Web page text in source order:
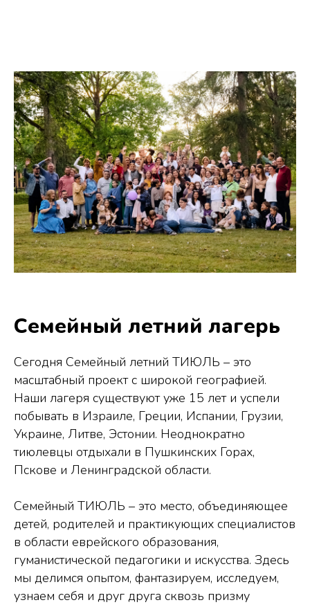
Семейный летний лагерь
Сегодня Семейный летний ТИЮЛЬ – это
масштабный проект с широкой географией.
Наши лагеря существуют уже 15 лет и успели
побывать в Израиле, Греции, Испании, Грузии,
Украине, Литве, Эстонии. Неоднократно
тиюлевцы отдыхали в Пушкинских Горах,
Пскове и Ленинградской области.
Семейный ТИЮЛЬ – это место, объединяющее
детей, родителей и практикующих специалистов
в области еврейского образования,
гуманистической педагогики и искусства. Здесь
мы делимся опытом, фантазируем, исследуем,
узнаем себя и друг друга сквозь призму